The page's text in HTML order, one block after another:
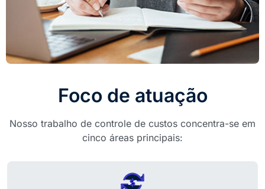
Foco de atuação
Nosso trabalho de controle de custos concentra-se em
cinco áreas principais: